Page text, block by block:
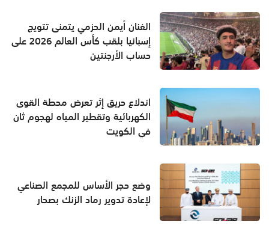
الفنان أيمن الحزمي يتمنى تتويج
إسبانيا بلقب كأس العالم 2026 على
حساب الأرجنتين
اندلاع حريق إثر تعرض محطة القوى
الكهربائية وتقطير المياه لهجوم ثان
في الكويت
وضع حجر الأساس للمجمع الصناعي
لإعادة تدوير رماد الزنك بصحار